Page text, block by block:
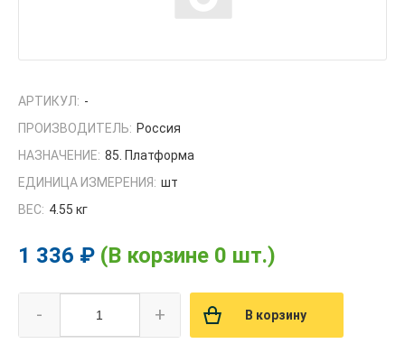
АРТИКУЛ: -
ПРОИЗВОДИТЕЛЬ: Россия
НАЗНАЧЕНИЕ: 85. Платформа
ЕДИНИЦА ИЗМЕРЕНИЯ: шт
ВЕС: 4.55 кг
1 336 ₽ (В корзине 0 шт.)
- + В корзину